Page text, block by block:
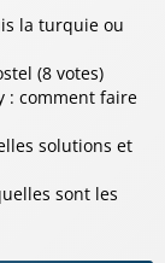
la turquie ou
(8 votes)
: comment faire
solutions et
sont les